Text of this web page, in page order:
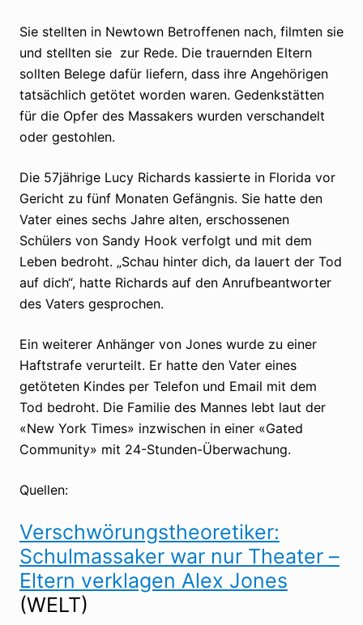
Sie stellten in Newtown Betroffenen nach, filmten sie
und stellten sie zur Rede. Die trauernden Eltern
sollten Belege dafür liefern, dass ihre Angehörigen
tatsächlich getötet worden waren. Gedenkstätten
für die Opfer des Massakers wurden verschandelt
oder gestohlen.
Die 57jährige Lucy Richards kassierte in Florida vor
Gericht zu fünf Monaten Gefängnis. Sie hatte den
Vater eines sechs Jahre alten, erschossenen
Schülers von Sandy Hook verfolgt und mit dem
Leben bedroht. „Schau hinter dich, da lauert der Tod
auf dich“, hatte Richards auf den Anrufbeantworter
des Vaters gesprochen.
Ein weiterer Anhänger von Jones wurde zu einer
Haftstrafe verurteilt. Er hatte den Vater eines
getöteten Kindes per Telefon und Email mit dem
Tod bedroht. Die Familie des Mannes lebt laut der
«New York Times» inzwischen in einer «Gated
Community» mit 24-Stunden-Überwachung.
Quellen:
Verschwörungstheoretiker:
Schulmassaker war nur Theater –
Eltern verklagen Alex Jones
(WELT)